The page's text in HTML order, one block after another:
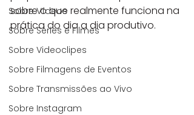
Sobre Vídeos
Sobre Séries e Filmes
Sobre Videoclipes
Sobre Filmagens de Eventos
Sobre Transmissões ao Vivo
Sobre Instagram
sobre o que realmente funciona na
prática do dia a dia produtivo.